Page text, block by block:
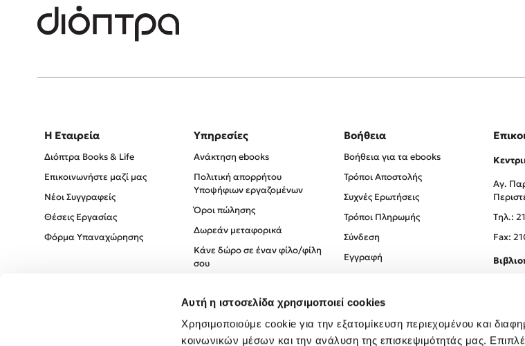
Αυτή η ιστοσελίδα χρησιμοποιεί cookies
Χρησιμοποιούμε cookie για την εξατομίκευση περιεχομένου και
κοινωνικών μέσων και την ανάλυση της επισκεψιμότητάς μας.
Η Εταιρεία
Διόπτρα Books & Life
Επικοινωνήστε μαζί μας
Νέοι Συγγραφείς
Θέσεις Εργασίας
Φόρμα Υπαναχώρησης
Υπηρεσίες
Ανάκτηση ebooks
Πολιτική απορρήτου
Υποψήφιων εργαζομένων
Όροι πώλησης
Δωρεάν μεταφορικά
Κάνε δώρο σε έναν φίλο/φίλη
σου
Πολιτική Απορρήτου
Όροι χρήσης
Βοήθεια
Βοήθεια για τα ebooks
Τρόποι Αποστολής
Συχνές Ερωτήσεις
Τρόποι Πληρωμής
Σύνδεση
Εγγραφή
Αγ.
Tηλ.:
Fax: